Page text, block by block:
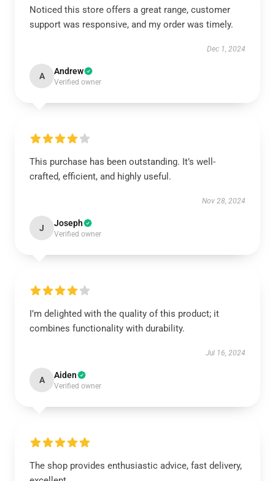
Noticed this store offers a great range, customer
support was responsive, and my order was timely.
Dec 1, 2024
A Andrew
Verified owner
This purchase has been outstanding. It’s well-
crafted, efficient, and highly useful.
Nov 28, 2024
J Joseph
Verified owner
I’m delighted with the quality of this product; it
combines functionality with durability.
Jul 16, 2024
A Aiden
Verified owner
The shop provides enthusiastic advice, fast delivery,